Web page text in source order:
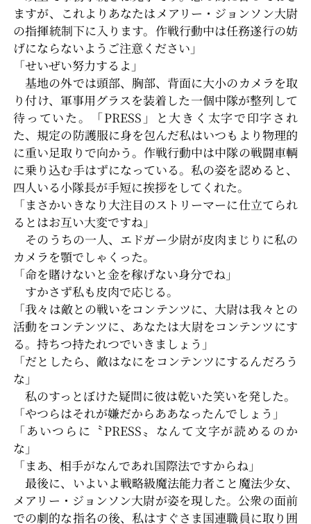
ますが、これよりあなたはメアリー・ジョンソン大尉
の指揮統制下に入ります。作戦行動中は任務遂行の妨
げにならないようご注意ください」
「せいぜい努力するよ」
基地の外では頭部、胸部、背面に大小のカメラを取
り付け、軍事用グラスを装着した一個中隊が整列して
待っていた。「PRESS」と大きく太字で印字され
た、規定の防護服に身を包んだ私はいつもより物理的
に重い足取りで向かう。作戦行動中は中隊の戦闘車輌
に乗り込む手はずになっている。私の姿を認めると、
四人いる小隊長が手短に挨拶をしてくれた。
「まさかいきなり大注目のストリーマーに仕立てられ
るとはお互い大変ですね」
そのうちの一人、エドガー少尉が皮肉まじりに私の
カメラを顎でしゃくった。
「命を賭けないと金を稼げない身分でね」
すかさず私も皮肉で応じる。
「我々は敵との戦いをコンテンツに、大尉は我々との
活動をコンテンツに、あなたは大尉をコンテンツにす
る。持ちつ持たれつでいきましょう」
「だとしたら、敵はなにをコンテンツにするんだろう
な」
私のすっとぼけた疑問に彼は乾いた笑いを発した。
「やつらはそれが嫌だからああなったんでしょう」
「あいつらに〝PRESS〟なんて文字が読めるのか
な」
「まあ、相手がなんであれ国際法ですからね」
最後に、いよいよ戦略級魔法能力者こと魔法少女、
メアリー・ジョンソン大尉が姿を現した。公衆の面前
での劇的な指名の後、私はすぐさま国連職員に取り囲